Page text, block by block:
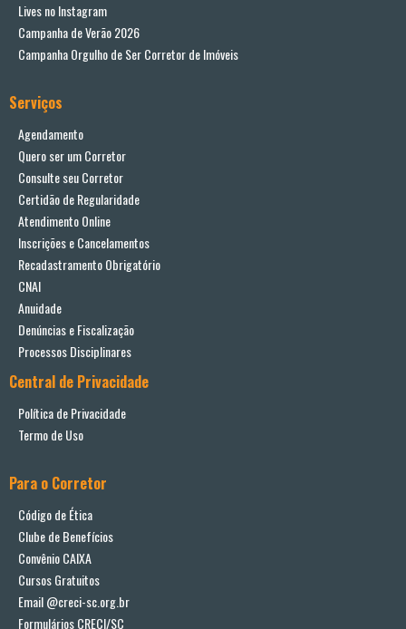
Lives no Instagram
Campanha de Verão 2026
Campanha Orgulho de Ser Corretor de Imóveis
Serviços
Agendamento
Quero ser um Corretor
Consulte seu Corretor
Certidão de Regularidade
Atendimento Online
Inscrições e Cancelamentos
Recadastramento Obrigatório
CNAI
Anuidade
Denúncias e Fiscalização
Processos Disciplinares
Central de Privacidade
Política de Privacidade
Termo de Uso
Para o Corretor
Código de Ética
Clube de Benefícios
Convênio CAIXA
Cursos Gratuitos
Email @creci-sc.org.br
Formulários CRECI/SC